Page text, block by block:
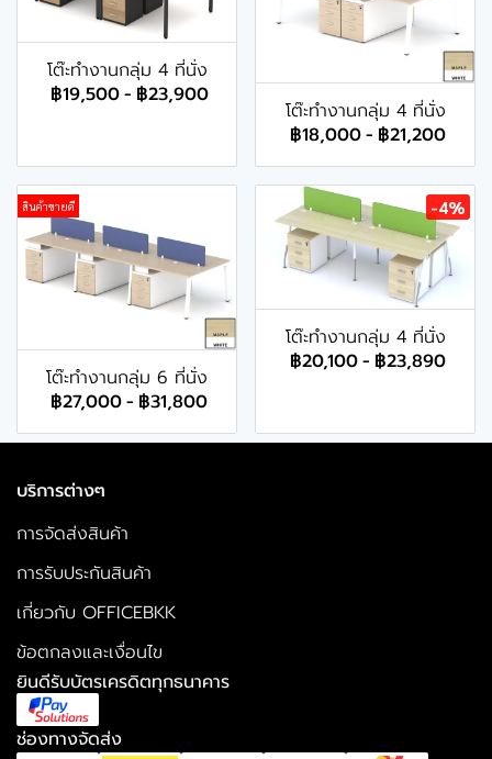
โต๊ะทำงานกลุ่ม 4 ที่นั่ง
฿19,500- ฿23,900
โต๊ะทำงานกลุ่ม 4 ที่นั่ง
฿18,000- ฿21,200
สินค้าขายดี
โต๊ะทำงานกลุ่ม 6 ที่นั่ง
฿27,000- ฿31,800
-4%
โต๊ะทำงานกลุ่ม 4 ที่นั่ง
฿20,100- ฿23,890
บริการต่างๆ
การจัดส่งสินค้า
การรับประกันสินค้า
เกี่ยวกับ OFFICEBKK
ข้อตกลงและเงื่อนไข
ยินดีรับบัตรเครดิตทุกธนาคาร
ช่องทางจัดส่ง